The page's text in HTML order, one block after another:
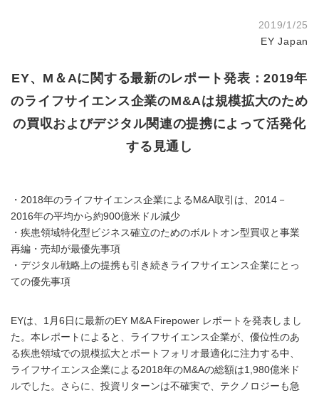
2019/1/25
EY Japan
EY、M＆Aに関する最新のレポート発表：2019年
のライフサイエンス企業のM&Aは規模拡大のため
の買収およびデジタル関連の提携によって活発化
する見通し
・2018年のライフサイエンス企業によるM&A取引は、2014－
2016年の平均から約900億米ドル減少
・疾患領域特化型ビジネス確立のためのボルトオン型買収と事業
再編・売却が最優先事項
・デジタル戦略上の提携も引き続きライフサイエンス企業にとっ
ての優先事項
EYは、1月6日に最新のEY M&A Firepower レポートを発表しまし
た。本レポートによると、ライフサイエンス企業が、優位性のあ
る疾患領域での規模拡大とポートフォリオ最適化に注力する中、
ライフサイエンス企業による2018年のM&Aの総額は1,980億米ド
ルでした。さらに、投資リターンは不確実で、テクノロジーも急